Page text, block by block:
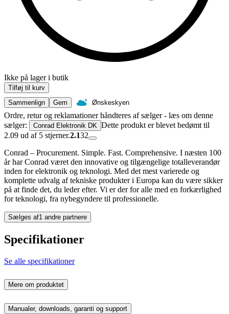
Ikke på lager i butik
Tilføj til kurv
Sammenlign
Gem Ønskeskyen
Ordre, retur og reklamationer håndteres af sælger - læs om denne
sælger:
Conrad Elektronik DK Dette produkt er blevet bedømt til
2.09 ud af 5 stjerner.2.132
Conrad – Procurement. Simple. Fast. Comprehensive. I næsten 100
år har Conrad været den innovative og tilgængelige totalleverandør
inden for elektronik og teknologi. Med det mest varierede og
komplette udvalg af tekniske produkter i Europa kan du være sikker
på at finde det, du leder efter. Vi er der for alle med en forkærlighed
for teknologi, fra nybegyndere til professionelle.
Sælges af1 andre partnere
Specifikationer
Se alle specifikationer
Mere om produktet
Manualer, downloads, garanti og support